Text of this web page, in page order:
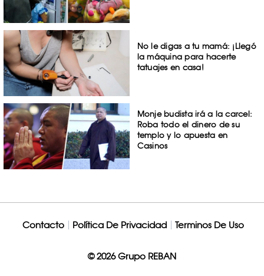
No le digas a tu mamá: ¡Llegó
la máquina para hacerte
tatuajes en casa!
Monje budista irá a la carcel:
Roba todo el dinero de su
templo y lo apuesta en
Casinos
Contacto Política De Privacidad Terminos De Uso
© 2026 Grupo REBAN